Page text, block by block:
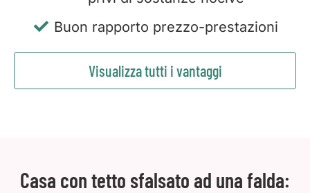
Buon rapporto prezzo-prestazioni
Visualizza tutti i vantaggi
Casa con tetto sfalsato ad una falda: